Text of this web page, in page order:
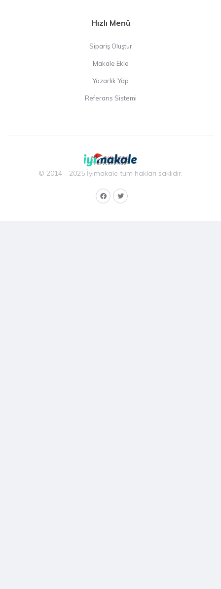
Hızlı Menü
Sipariş Oluştur
Makale Ekle
Yazarlık Yap
Referans Sistemi
© 2014 - 2025 İyimakale tüm hakları saklıdır.